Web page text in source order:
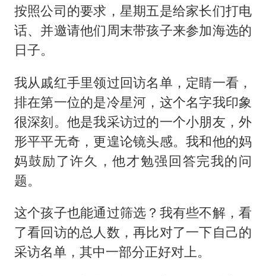
按照公司的要求，星期五是给家长们打电
话、并邀请他们周末带孩子来参加海选的
日子。
我从戚红手里领过回访名单，定睛一看，
排在第一位的是冷星河，这个名字我印象
很深刻。他是我采访过的一个小朋友，外
形平平无奇，更遑论镜头感。我和他的妈
妈鼓励了许久，他才勉强回答完我的问
题。
这个孩子也能通过筛选？我有些不解，看
了看回访的总人数，再比对了一下自己的
采访名单，其中一部分正好对上。